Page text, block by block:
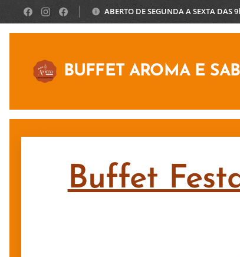
ABERTO DE SEGUNDA A SEXTA DAS
BUFFET AROMA E
Buffet